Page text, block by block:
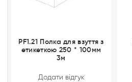
PF1.21 Полка для взуття з
етикеткою 250 * 100мм
3м
Додати відгук